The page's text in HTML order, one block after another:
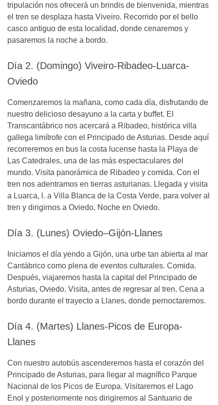
tripulación nos ofrecerá un brindis de bienvenida, mientras
el tren se desplaza hasta Viveiro. Recorrido por el bello
casco antiguo de esta localidad, donde cenaremos y
pasaremos la noche a bordo.
Día 2. (Domingo) Viveiro-Ribadeo-Luarca-
Oviedo
Comenzaremos la mañana, como cada día, disfrutando de
nuestro delicioso desayuno a la carta y buffet. El
Transcantábrico nos acercará a Ribadeo, histórica villa
gallega limítrofe con el Principado de Asturias. Desde aquí
recorreremos en bus la costa lucense hasta la Playa de
Las Catedrales, una de las más espectaculares del
mundo. Visita panorámica de Ribadeo y comida. Con el
tren nos adentramos en tierras asturianas. Llegada y visita
a Luarca, l. a Villa Blanca de la Costa Verde, para volver al
tren y dirigirnos a Oviedo, Noche en Oviedo.
Día 3. (Lunes) Oviedo–Gijón-Llanes
Iniciamos el día yendo a Gijón, una urbe tan abierta al mar
Cantábrico como plena de eventos culturales. Comida.
Después, viajaremos hasta la capital del Principado de
Asturias, Oviedo. Visita, antes de regresar al tren. Cena a
bordo durante el trayecto a Llanes, donde pernoctaremos.
Día 4. (Martes) Llanes-Picos de Europa-
Llanes
Con nuestro autobús ascenderemos hasta el corazón del
Principado de Asturias, para llegar al magnífico Parque
Nacional de los Picos de Europa. Visitaremos el Lago
Enol y posteriormente nos dirigiremos al Santuario de